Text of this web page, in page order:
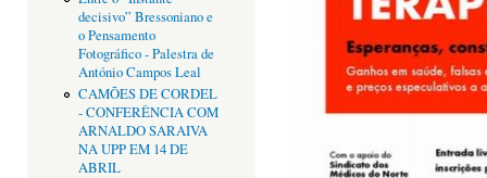
decisivo” Bressoniano e
o Pensamento
Fotográfico - Palestra de
António Campos Leal
CAMÕES DE CORDEL
- CONFERÊNCIA COM
ARNALDO SARAIVA
NA UPP EM 14 DE
ABRIL